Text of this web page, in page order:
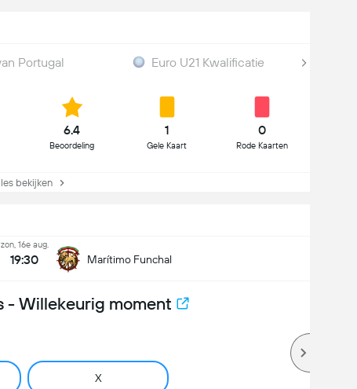
Portugal Euro U21 Kwalificatie
6.4
Beoordeling
1
Gele Kaart
0
Rode Kaarten
bekijken
zon, 16e aug.
19:30 Marítimo Funchal
- Willekeurig moment
X